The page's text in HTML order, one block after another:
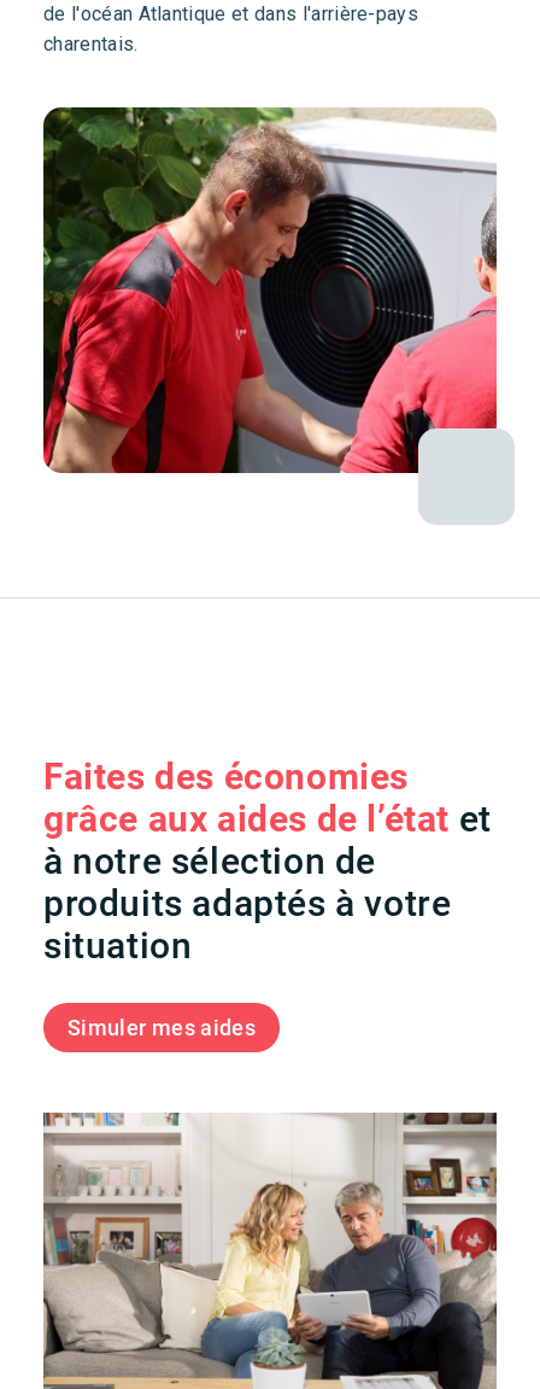
de l'océan Atlantique et dans l'arrière-pays
charentais.
Faites des économies
grâce aux aides de l’état et
à notre sélection de
produits adaptés à votre
situation
Simuler mes aides